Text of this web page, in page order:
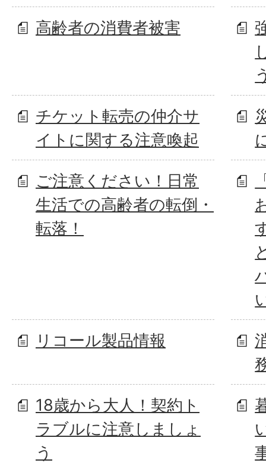
高齢者の消費者被害
チケット転売の仲介サ
イトに関する注意喚起
ご注意ください！日常
生活での高齢者の転倒・
転落！
リコール製品情報
18歳から大人！契約ト
ラブルに注意しましょ
う